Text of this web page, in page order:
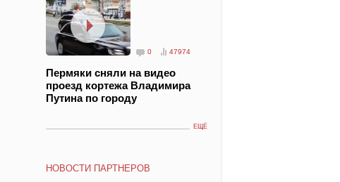
0 47974
Пермяки сняли на видео
проезд кортежа Владимира
Путина по городу
ЕЩЁ
НОВОСТИ ПАРТНЕРОВ